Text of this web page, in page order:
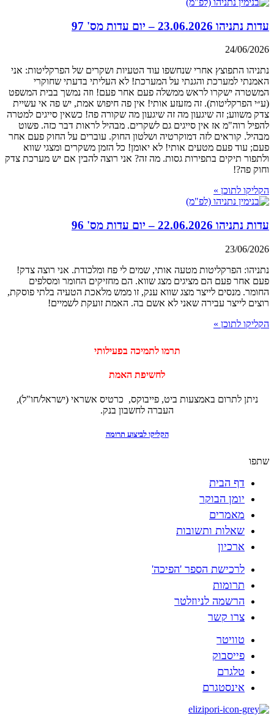
עדות נתניהו 23.06.2026 – יום עדות מס' 97
24/06/2026
נתניהו התפוצץ אחרי שנחשפו עוד הטעיות ושקרים של הפרקליטות: אני
האמנתי למערכת והגנתי על המערכת! לא העליתי בדעתי שחוקרי
המשטרה ישקרו לראש ממשלה פעם אחר פעם! וזה נמשך בבית המשפט
(ע״י הפרקליטות). זה מזעזע אותי! אין פה חיפוש אמת, יש פה אי עשיית
צדק משווע; זה שיגעון מה זה שיגעון מה שקורה פה! כשאין סייגים למטרה
להפיל רוה"מ אז אין סייגים גם לשקרים. מבהיל לראות דבר כזה. פשוט
מבהיל. קוראים לזה דמוקרטיה ושלטון החוק. עוברים על החוק פעם אחר
פעם; עוד פעם מטעים אותי! לא יאומן! כל הזמן משקרים ומצגי שווא
ולתפור תיקים בתפירות גסות. מה זה? אני רוצה להבין אם יש מערכת צדק
וחוק פה?!
הקליקו לתוכן »
עדות נתניהו 22.06.2026 – יום עדות מס' 96
23/06/2026
נתניהו: הפרקליטות מטעה אותי, שמים לי פח ומלכודת. אני רוצה צדק!
פעם אחר פעם הם מציגים מצג שווא. הם מחזיקים החומר ומסלפים
החומר. מנסים לייצר מצג שווא ענק, זו ממש מלאכת הטעיה בלתי פוסקת,
רוצים לייצר עבירה שאני לא אשם בה. האמת זועקת לשמיים!
הקליקו לתוכן »
‏תרמו לתמיכה בפעילותי
לחשיפת האמת
ניתן לתרום באמצעות ביט, פייבוקס, כרטיס אשראי (ישראל/חו"ל),
העברה לחשבון בנק.
הקליקו לביצוע תרומה
שתפו
דף הבית
יומן הבוקר
מאמרים
שאלות ותשובות
ארכיון
לרכישת הספר 'הפיכה'
תרומות
הרשמה לניוזלטר
צרו קשר
טוויטר
פייסבוק
טלגרם
אינסטגרם